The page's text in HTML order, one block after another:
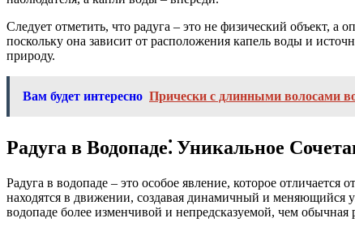
Следует отметить, что радуга – это не физический объект, а
поскольку она зависит от расположения капель воды и
природу.
Вам будет интересно Прически с длинными волосами
Радуга в Водопаде⁚ Уникальное
Радуга в водопаде – это особое явление, которое
находятся в движении, создавая динамичный и меняющийся
водопаде более изменчивой и непредсказуемой, чем обычная